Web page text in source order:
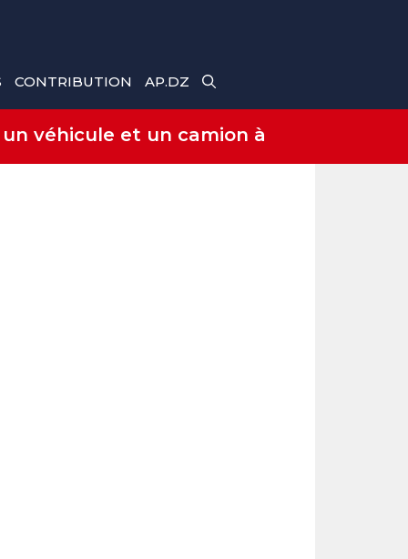
CONTRIBUTION AP.DZ
véhicule et un camion à